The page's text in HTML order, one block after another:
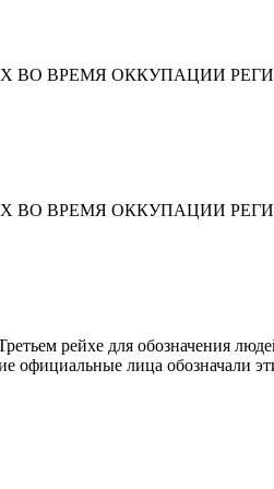
ВРЕМЯ ОККУПАЦИИ
ВРЕМЯ ОККУПАЦИИ
рейхе для обозначения
официальные лица обозначали